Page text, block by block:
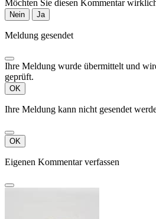
Möchten Sie diesen Kommentar
Nein Ja
Meldung gesendet
Ihre Meldung wurde übermittelt und
geprüft.
OK
Ihre Meldung kann nicht gesendet
OK
Eigenen Kommentar verfassen